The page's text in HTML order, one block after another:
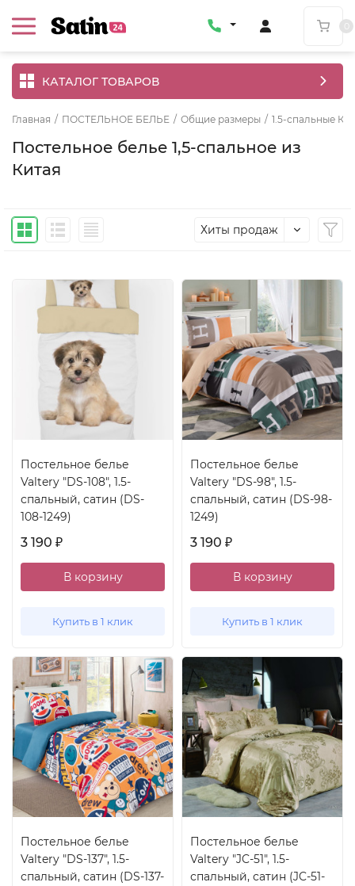
КАТАЛОГ ТОВАРОВ
Главная / ПОСТЕЛЬНОЕ БЕЛЬЕ / Общие размеры / 1.5-спальные
Постельное белье 1,5-спальное из
Китая
Хиты продаж
Постельное белье
Valtery "DS-108", 1.5-
спальный, сатин (DS-
108-1249)
3 190 ₽
В корзину
Купить в 1 клик
Постельное белье
Valtery "DS-98", 1.5-
спальный, сатин (DS-98-
1249)
3 190 ₽
В корзину
Купить в 1 клик
Постельное белье
Valtery "DS-137", 1.5-
спальный, сатин (DS-137-
Постельное белье
Valtery "JC-51", 1.5-
спальный, сатин (JC-51-